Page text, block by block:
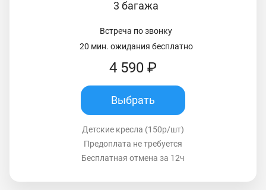
3 багажа
Встреча по звонку
20 мин. ожидания бесплатно
4 590 ₽
Выбрать
Детские кресла (150р/шт)
Предоплата не требуется
Бесплатная отмена за 12ч